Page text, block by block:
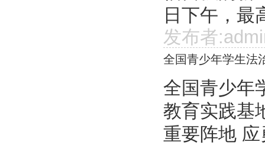
日下午，最
发布者
全国青少年学生法
全国青少年
教育实践基
重要阵地